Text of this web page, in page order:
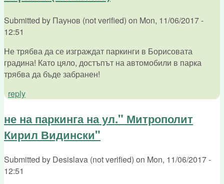
Submitted by Паунов (not verified) on Mon, 11/06/2017 -
12:51
Не трябва да се изграждат паркинги в Борисовата
градина! Като цяло, достъпът на автомобили в парка
трябва да бъде забранен!
reply
не на паркинга на ул." Митрополит
Кирил Видински"
Submitted by Desislava (not verified) on Mon, 11/06/2017 -
12:51